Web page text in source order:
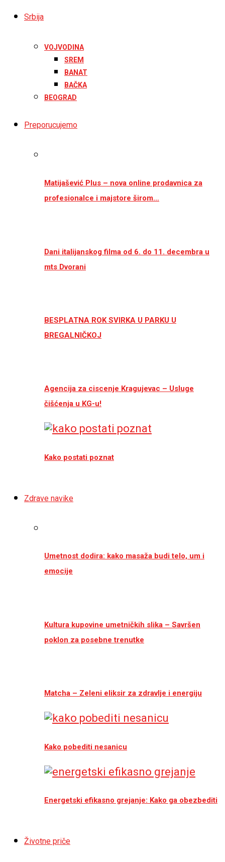
Srbija
VOJVODINA
SREM
BANAT
BAČKA
BEOGRAD
Preporucujemo
Matijašević Plus – nova online prodavnica za
profesionalce i majstore širom…
Dani italijanskog filma od 6. do 11. decembra u
mts Dvorani
BESPLATNA ROK SVIRKA U PARKU U
BREGALNIČKOJ
Agencija za ciscenje Kragujevac – Usluge
čišćenja u KG-u!
Kako postati poznat
Zdrave navike
Umetnost dodira: kako masaža budi telo, um i
emocije
Kultura kupovine umetničkih slika – Savršen
poklon za posebne trenutke
Matcha – Zeleni eliksir za zdravlje i energiju
Kako pobediti nesanicu
Energetski efikasno grejanje: Kako ga obezbediti
Životne priče